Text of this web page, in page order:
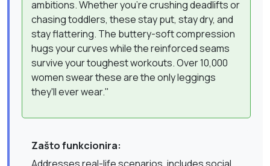
ambitions. Whether you're crushing deadlifts or
chasing toddlers, these stay put, stay dry, and
stay flattering. The buttery-soft compression
hugs your curves while the reinforced seams
survive your toughest workouts. Over 10,000
women swear these are the only leggings
they'll ever wear."
Zašto funkcionira: